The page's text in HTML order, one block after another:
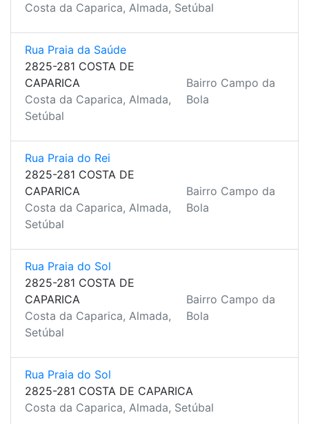
Costa da Caparica, Almada, Setúbal
Rua Praia da Saúde
2825-281 COSTA DE
CAPARICA
Costa da Caparica, Almada,
Setúbal
Bairro Campo da
Bola
Rua Praia do Rei
2825-281 COSTA DE
CAPARICA
Costa da Caparica, Almada,
Setúbal
Bairro Campo da
Bola
Rua Praia do Sol
2825-281 COSTA DE
CAPARICA
Costa da Caparica, Almada,
Setúbal
Bairro Campo da
Bola
Rua Praia do Sol
2825-281 COSTA DE CAPARICA
Costa da Caparica, Almada, Setúbal